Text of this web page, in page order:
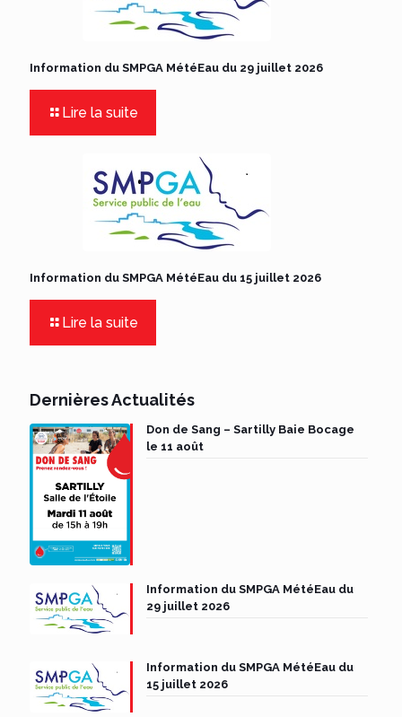
Information du SMPGA MétéEau du 29 juillet 2026
Lire la suite
Information du SMPGA MétéEau du 15 juillet 2026
Lire la suite
Dernières Actualités
Don de Sang – Sartilly Baie Bocage
le 11 août
Information du SMPGA MétéEau du
29 juillet 2026
Information du SMPGA MétéEau du
15 juillet 2026